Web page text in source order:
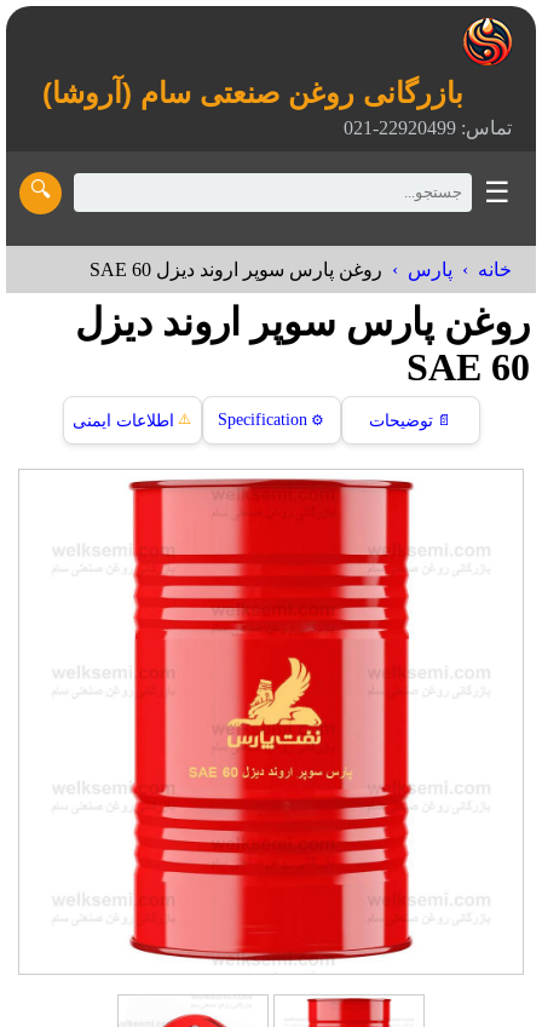
بازرگانی روغن صنعتی سام (آروشا)
تماس: 22920499-021
☰
🔍
خانه پارس روغن پارس سوپر اروند دیزل SAE 60
روغن پارس سوپر اروند دیزل
SAE 60
📄 توضیحات ⚙️
Specification
⚠️ اطلاعات ایمنی